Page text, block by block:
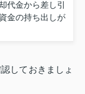
代金から差し引
金の持ち出しが
しておきましょ